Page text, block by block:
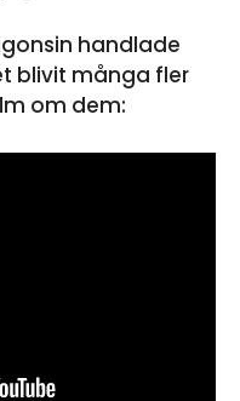
handlade
blivit många fler
om dem: